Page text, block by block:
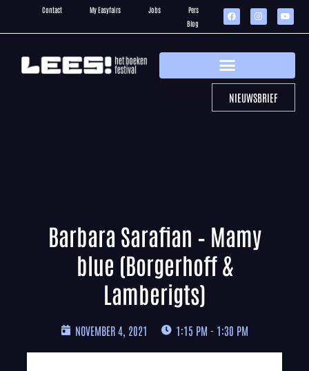
Contact My Easyfairs Jobs
Pers
Blog
NIEUWSBRIEF
Barbara Sarafian – Mamy
blue (Borgerhoff &
Lamberigts)
NOVEMBER 4, 2021 1:15 PM - 1:30 PM